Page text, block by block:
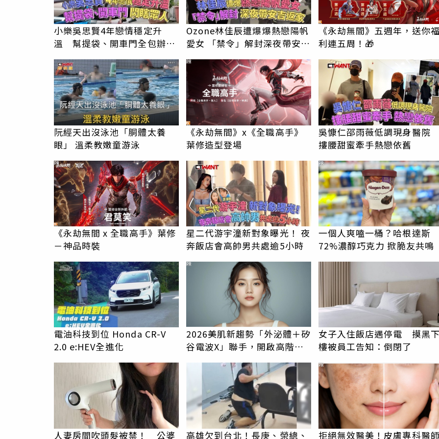
小樂吳思賢4年戀情穩定升
溫 幫提袋、開車門全包辦閃
瞎眾人
Ozone林佳辰遭爆爆熱戀陽帆
愛女 「禁令」解封深夜帶安吉
返家
《永劫無間》五週年，送你
利連五周！🎁
阮經天出沒泳池「胴體太養
眼」 溫柔教嫩童游泳
《永劫無間》x《全職高手》
葉修造型登場
PR
吳慷仁邵雨薇低調現身醫
摟腰甜蜜牽手熱戀依舊
《永劫無間 x 全職高手》葉修
－神品時裝
PR
星二代游宇潼新對象曝光！ 夜
奔飯店會高帥男共處逾5小時
一個人爽嗑一桶？哈根達斯
72%濃醇巧克力 掀脆友共鳴
PR
電油科技到位 Honda CR-V
2.0 e:HEV全進化
2026美肌新趨勢「外泌體＋矽
谷電波X」聯手，開啟高階養
膚新世代
PR
女子入住飯店遇停電 摸黑
樓被員工告知：倒閉了
人妻房間吹頭髮被禁！ 公婆 高雄欠到台北！長庚、榮總、 拒絕無效醫美！皮膚專科醫
PR